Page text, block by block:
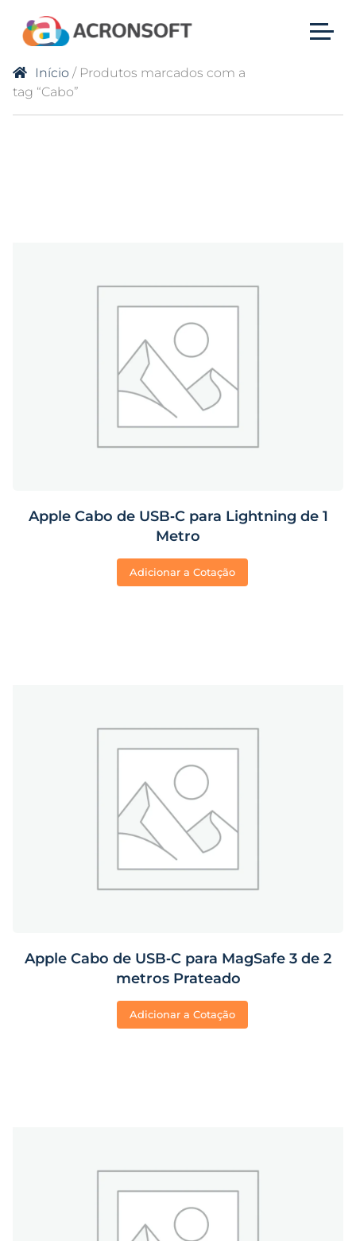
Início / Produtos marcados com a
tag “Cabo”
Apple Cabo de USB‑C para Lightning de 1
Metro
Adicionar a Cotação
Apple Cabo de USB‑C para MagSafe 3 de 2
metros Prateado
Adicionar a Cotação